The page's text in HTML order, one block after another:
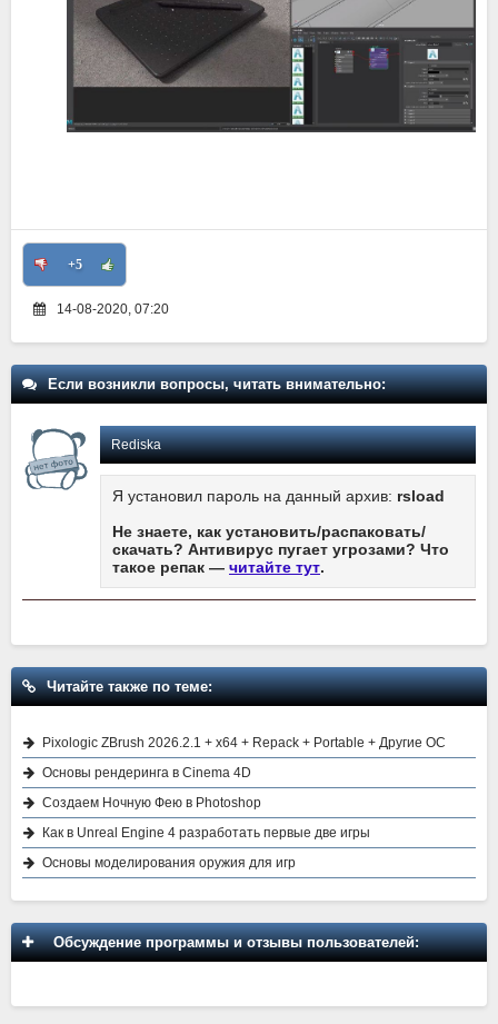
+5
14-08-2020, 07:20
Если возникли вопросы, читать внимательно:
Rediska
Я установил пароль на данный архив: rsload
Не знаете, как установить/распаковать/
скачать? Антивирус пугает угрозами? Что
такое репак — читайте тут.
Читайте также по теме:
Pixologic ZBrush 2026.2.1 + x64 + Repack + Portable + Другие ОС
Основы рендеринга в Cinema 4D
Создаем Ночную Фею в Photoshop
Как в Unreal Engine 4 разработать первые две игры
Основы моделирования оружия для игр
Обсуждение программы и отзывы пользователей: